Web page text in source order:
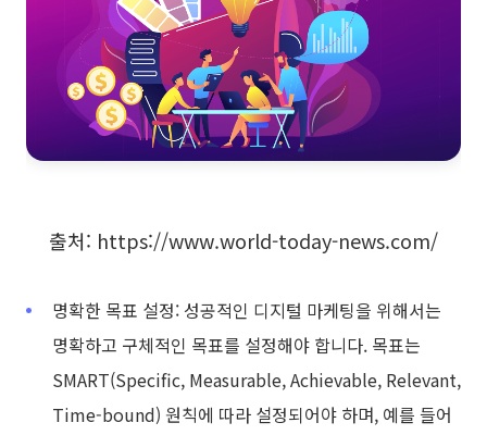
출처: https://www.world-today-news.com/
명확한 목표 설정: 성공적인 디지털 마케팅을 위해서는
명확하고 구체적인 목표를 설정해야 합니다. 목표는
SMART(Specific, Measurable, Achievable, Relevant,
Time-bound) 원칙에 따라 설정되어야 하며, 예를 들어